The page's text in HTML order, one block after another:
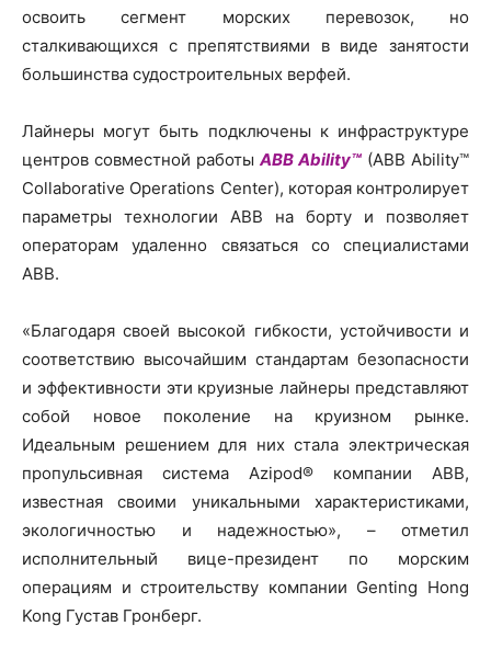
освоить сегмент морских перевозок, но
сталкивающихся с препятствиями в виде занятости
большинства судостроительных верфей.
Лайнеры могут быть подключены к инфраструктуре
центров совместной работыABB Ability™ (ABB Ability™
Collaborative Operations Center), которая контролирует
параметры технологии ABB на борту и позволяет
операторам удаленно связаться со специалистами
ABB.
«Благодаря своей высокой гибкости, устойчивости и
соответствию высочайшим стандартам безопасности
и эффективности эти круизные лайнеры представляют
собой новое поколение на круизном рынке.
Идеальным решением для них стала электрическая
пропульсивная система Azipod® компании ABB,
известная своими уникальными характеристиками,
экологичностью и надежностью», – отметил
исполнительный вице-президент по морским
операциям и строительству компании Genting Hong
Kong Густав Гронберг.